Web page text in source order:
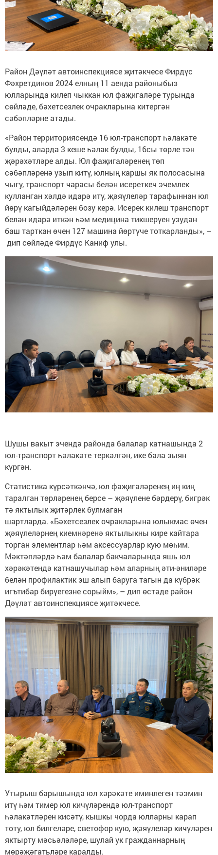
Район Дәүләт автоинспекциясе җитәкчесе Фирдүс
Фәхретдинов 2024 елның 11 аенда районыбыз
юлларында килеп чыккан юл фаҗигаләре турында
сөйләде, бәхетсезлек очракларына китергән
сәбәпләрне атады.
«Район территориясендә 16 юл-транспорт һәлакәте
булды, аларда 3 кеше һәлак булды, 16сы төрле тән
җәрәхәтләре алды. Юл фаҗигаләренең төп
сәбәпләренә узып китү, юлның каршы як полосасына
чыгу, транспорт чарасы белән исереткеч эчемлек
кулланган хәлдә идарә итү, җәяүлеләр тарафыннан юл
йөрү кагыйдәләрен бозу керә. Исерек килеш транспорт
белән идарә иткән һәм медицина тикшерүен узудан
баш тарткан өчен 127 машина йөртүче тоткарланды», –
дип сөйләде Фирдүс Каниф улы.
Шушы вакыт эчендә районда балалар катнашында 2
юл-транспорт һәлакәте теркәлгән, ике бала зыян
күргән.
Статистика күрсәткәнчә, юл фаҗигаләренең иң киң
таралган төрләренең берсе – җәяүлене бәрдерү, бигрәк
тә яктылык җитәрлек булмаган
шартларда. «Бәхетсезлек очракларына юлыкмас өчен
җәяүлеләрнең киемнәренә яктылыкны кире кайтара
торган элементлар һәм аксессуарлар кую мөһим.
Мәктәпләрдә һәм балалар бакчаларында яшь юл
хәрәкәтендә катнашучылар һәм аларның әти-әниләре
белән профилактик эш алып баруга тагын да күбрәк
игътибар бирүегезне сорыйм», – дип өстәде район
Дәүләт автоинспекциясе җитәкчесе.
Утырыш барышында юл хәрәкәте иминлеген тәэмин
итү һәм тимер юл кичүләрендә юл-транспорт
һәлакәтләрен кисәтү, кышкы чорда юлларны карап
тоту, юл билгеләре, светофор кую, җәяүлеләр кичүләрен
яктырту мәсьәләләре, шулай ук гражданнарның
мөрәҗәгатьләре каралды.